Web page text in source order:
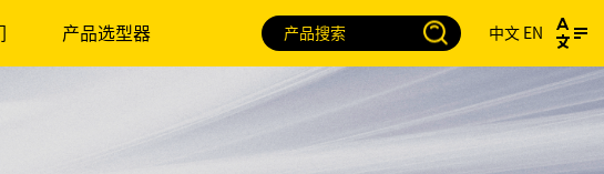
产品选型器 中文 EN